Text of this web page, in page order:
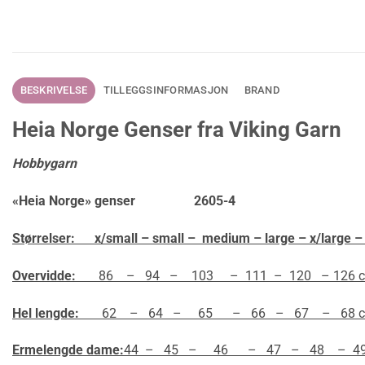
BESKRIVELSE TILLEGGSINFORMASJON BRAND
Heia Norge Genser fra Viking Garn
Hobbygarn
«Heia Norge» genser 2605-4
Størrelser: x/small – small – medium – large – x/large –
Overvidde: 86 – 94 – 103 – 111 – 120 – 126
Hel lengde: 62 – 64 – 65 – 66 – 67 – 68
Ermelengde dame:44 – 45 – 46 – 47 – 48 – 49